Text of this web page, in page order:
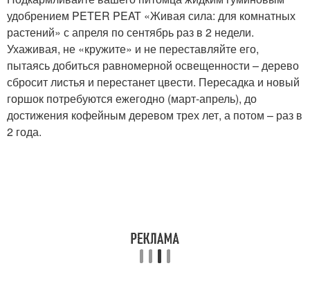
удобрением PETER PEAT «Живая сила: для комнатных
растений» с апреля по сентябрь раз в 2 недели.
Ухаживая, не «кружите» и не переставляйте его,
пытаясь добиться равномерной освещенности – дерево
сбросит листья и перестанет цвести. Пересадка и новый
горшок потребуются ежегодно (март-апрель), до
достижения кофейным деревом трех лет, а потом – раз в
2 года.